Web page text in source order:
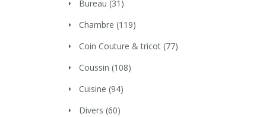
Bureau (31)
Chambre (119)
Coin Couture & tricot (77)
Coussin (108)
Cuisine (94)
Divers (60)